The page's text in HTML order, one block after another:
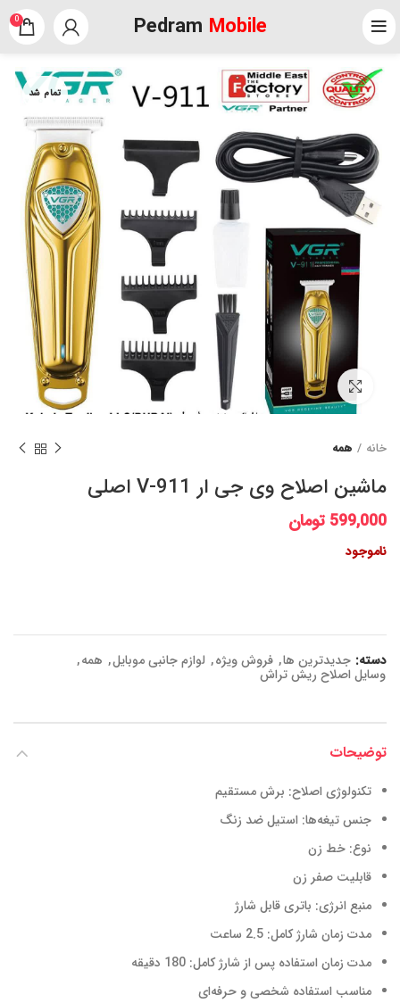
Pedram Mobile
0
تمام شد
برای بزرگنمایی کلیک کنید
خانه همه
ماشین اصلاح وی جی ار V-911 اصلی
599,000 تومان
ناموجود
دسته: جدیدترین ها, فروش ویژه, لوازم جانبی موبایل, همه,
وسایل اصلاح ریش تراش
توضیحات
تکنولوژی اصلاح: برش مستقیم
جنس تیغه‌ها: استیل ضد زنگ
نوع: خط زن
قابلیت صفر زن
منبع انرژی: باتری قابل شارژ
مدت زمان شارژ کامل: 2.5 ساعت
مدت زمان استفاده پس از شارژ کامل: 180 دقیقه
مناسب استفاده شخصی و حرفه‌ای